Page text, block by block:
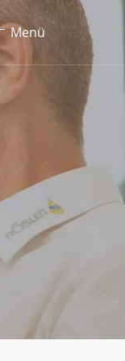
Menü
Schließen